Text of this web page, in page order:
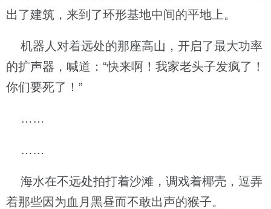
出了建筑，来到了环形基地中间的平地上。
机器人对着远处的那座高山，开启了最大功率
的扩声器，喊道：“快来啊！我家老头子发疯了！
你们要死了！”
……
……
海水在不远处拍打着沙滩，调戏着椰壳，逗弄
着那些因为血月黑昼而不敢出声的猴子。